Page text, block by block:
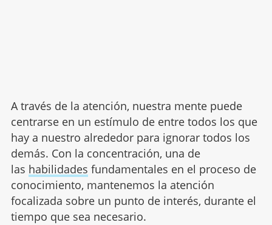
A través de la atención, nuestra mente puede
centrarse en un estímulo de entre todos los que
hay a nuestro alrededor para ignorar todos los
demás. Con la concentración, una de
las habilidades fundamentales en el proceso de
conocimiento, mantenemos la atención
focalizada sobre un punto de interés, durante el
tiempo que sea necesario.